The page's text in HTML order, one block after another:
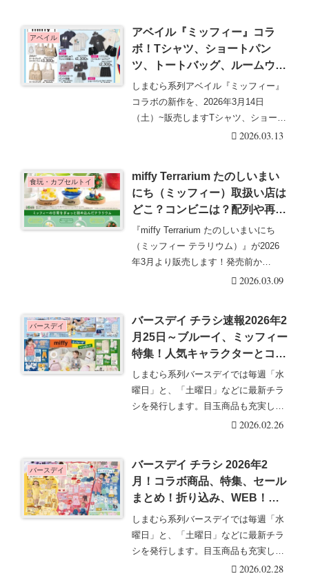
アベイル
アベイル『ミッフィー』コラ
ボ！Tシャツ、ショートパン
ツ、トートバッグ、ルームウェ
アなど春夏アイテムが
2026/3/14より新発売！口コ
ミ、売り切れ、入荷数、販売状
しまむら系列アベイル『ミッフィー』
コラボの新作を、2026年3月14日
（土）~販売しますTシャツ、ショート
パンツ、トート・・・続きを読む
2026.03.13
食玩・カプセルトイ
miffy Terrarium たのしいまい
にち（ミッフィー）取扱い店は
どこ？コンビニは？配列や再販
売まとめ！フラゲは？イオン、
ローソンも！テラリウムは全6
種類！
『miffy Terrarium たのしいまいにち
（ミッフィー テラリウム）』が2026
年3月より販売します！発売前か
2026.03.09
バースデイ
バースデイ チラシ速報2026年2
月25日～ブルーイ、ミッフィー
特集！人気キャラクターとコラ
ボの夏物＆雑貨が豊富に展開！
しまむら系列バースデイでは毎週「水
曜日」と、「土曜日」などに最新チラ
シを発行します。目玉商品も充実して
いて、人気のグッズ・・・続きを読む
2026.02.26
バースデイ
バースデイ チラシ 2026年2
月！コラボ商品、特集、セール
まとめ！折り込み、WEB！決
算セール、サンリオ、ミッフィ
ー、ディズニー特集、フォーマ
ルウェア、コトリ、MLBの春
夏、オンラインストアフェア
しまむら系列バースデイでは毎週「水
曜日」と、「土曜日」などに最新チラ
シを発行します。目玉商品も充実して
いて、人気のグッズ・・・続きを読む
2026.02.28